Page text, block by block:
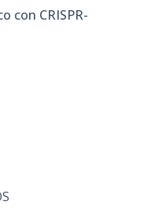
con CRISPR-